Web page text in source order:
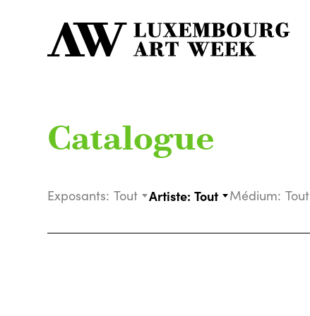
Catalogue
Exposants: Tout Artiste: Tout Médium: Tout